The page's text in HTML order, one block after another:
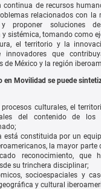
de recursos
relacionados con la
proponer soluciones
sistémica, tomando como
el territorio y la
innovadores que
de México y la región
en Movilidad se puede
culturales, el
del contenido de
está constituida por un
la mayor parte
reconocimiento, que
su trinchera disciplinar;
socioespaciales y
y cultural